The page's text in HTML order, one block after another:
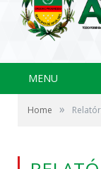
MENU
Home »